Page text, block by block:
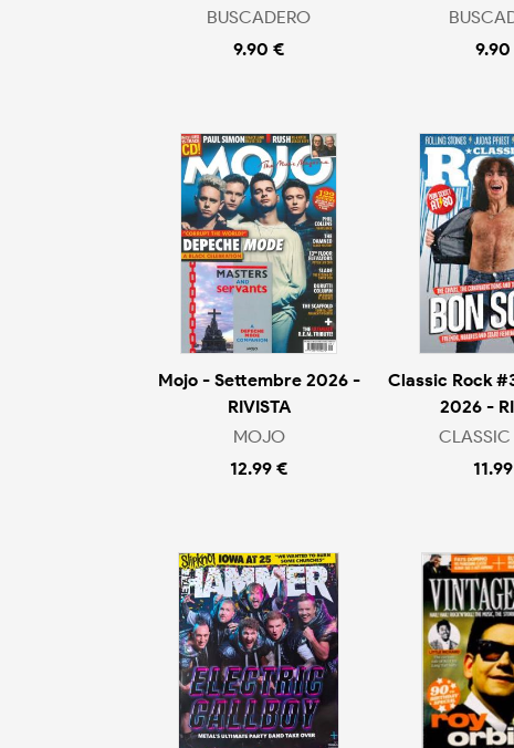
BUSCADERO
9.90 €
Mojo - Settembre 2026 -
RIVISTA
MOJO
12.99 €
Classic Rock
2026 -